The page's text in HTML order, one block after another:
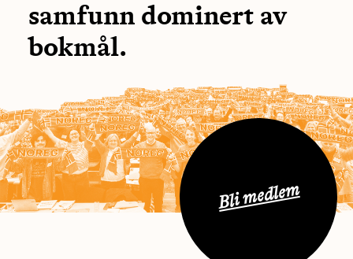
samfunn dominert av
bokmål.
Bli medlem